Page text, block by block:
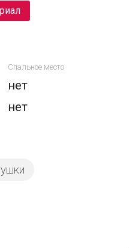
Спальное место
нет
нет